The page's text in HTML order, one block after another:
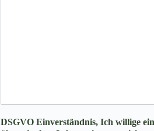
DSGVO Einverständnis, Ich willige